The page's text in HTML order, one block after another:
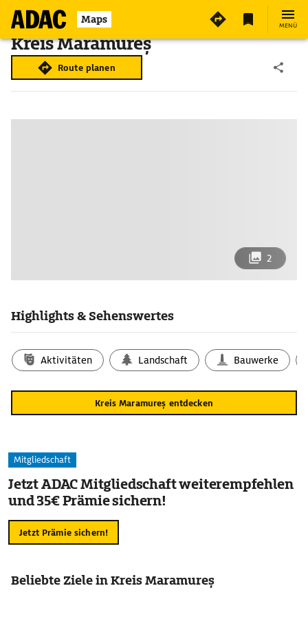
Maps MENÜ
Kreis Maramureș
Route planen
2
Highlights & Sehenswertes
Aktivitäten Landschaft Bauwerke
Kreis Maramureș entdecken
Mitgliedschaft
Jetzt ADAC Mitgliedschaft weiterempfehlen
und 35€ Prämie sichern!
Jetzt Prämie sichern!
Beliebte Ziele in Kreis Maramureș